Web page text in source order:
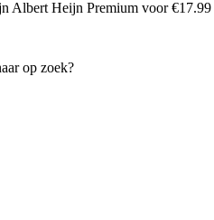
Albert Heijn Premium voor €17.99